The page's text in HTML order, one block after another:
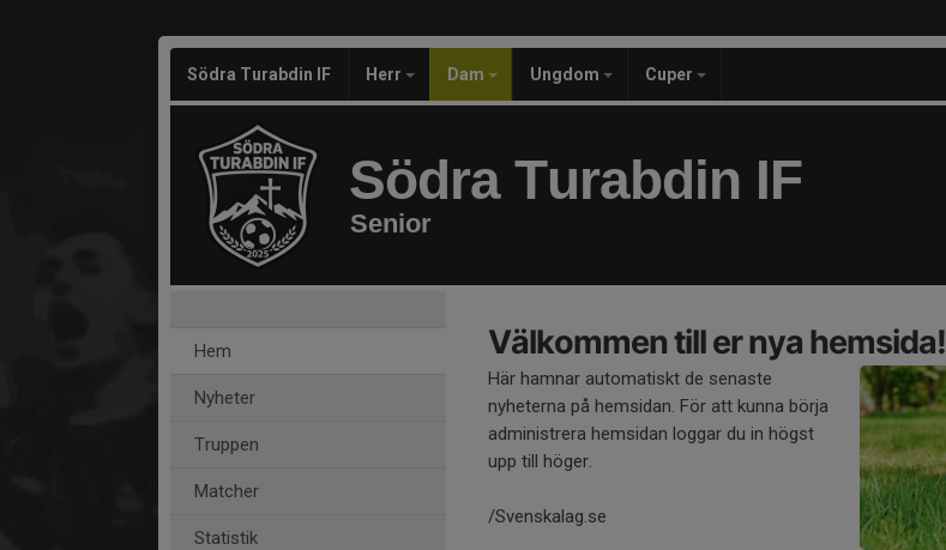
Södra Turabdin IF Herr Dam Ungdom Cuper
Södra Turabdin IF
Senior
Hem
Nyheter
Truppen
Matcher
Statistik
Välkommen till er nya hemsida!
Här hamnar automatiskt de senaste
nyheterna på hemsidan. För att kunna börja
administrera hemsidan loggar du in högst
upp till höger.
/Svenskalag.se